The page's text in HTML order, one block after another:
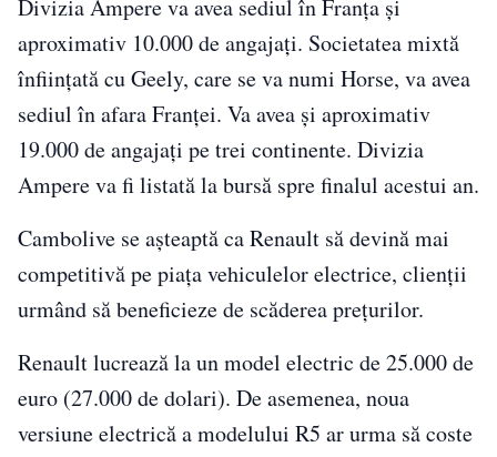
Divizia Ampere va avea sediul în Franţa şi
aproximativ 10.000 de angajaţi. Societatea mixtă
înfiinţată cu Geely, care se va numi Horse, va avea
sediul în afara Franţei. Va avea şi aproximativ
19.000 de angajaţi pe trei continente. Divizia
Ampere va fi listată la bursă spre finalul acestui an.
Cambolive se aşteaptă ca Renault să devină mai
competitivă pe piaţa vehiculelor electrice, clienţii
urmând să beneficieze de scăderea preţurilor.
Renault lucrează la un model electric de 25.000 de
euro (27.000 de dolari). De asemenea, noua
versiune electrică a modelului R5 ar urma să coste